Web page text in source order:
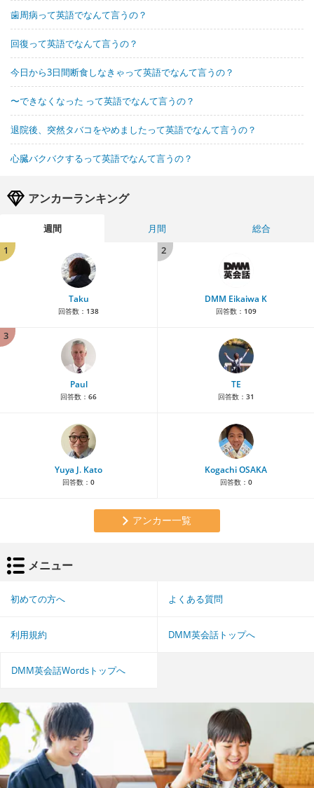
歯周病って英語でなんて言うの？
回復って英語でなんて言うの？
今日から3日間断食しなきゃって英語でなんて言うの？
〜できなくなった って英語でなんて言うの？
退院後、突然タバコをやめましたって英語でなんて言うの？
心臓バクバクするって英語でなんて言うの？
アンカーランキング
週間 月間
総合
1
Taku
回答数： 138
2
DMM Eikaiwa K
回答数： 109
3
Paul
回答数： 66
TE
回答数： 31
Yuya J. Kato
回答数： 0
Kogachi OSAKA
回答数： 0
アンカー一覧
メニュー
初めての方へ よくある質問
利用規約 DMM英会話トップへ
DMM英会話Wordsトップへ